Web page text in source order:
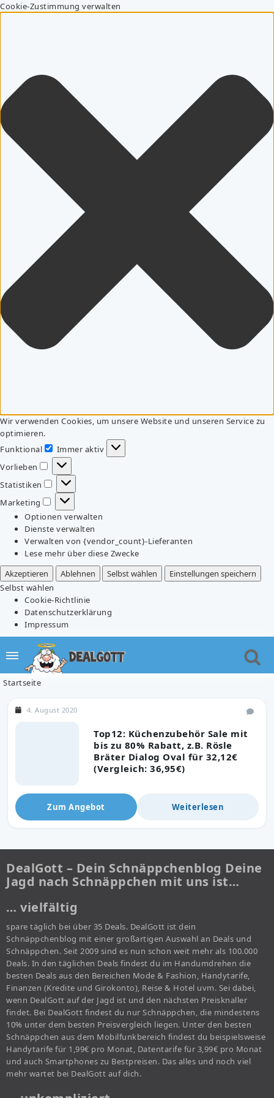
Cookie-Zustimmung verwalten
Wir verwenden Cookies, um unsere Website und unseren Service zu
optimieren.
Funktional
Funktional
Immer aktiv
Vorlieben
Vorlieben
Statistiken
Statistiken
Marketing
Marketing
Optionen verwalten
Dienste verwalten
Verwalten von {vendor_count}-Lieferanten
Lese mehr über diese Zwecke
Akzeptieren
Ablehnen Selbst wählen
Einstellungen speichern
Selbst wählen
Cookie-Richtlinie
Datenschutzerklärung
Impressum
Startseite
Top12: Küchenzubehör Sale mit
bis zu 80% Rabatt, z.B. Rösle
Bräter Dialog Oval für 32,12€
(Vergleich: 36,95€)
4. August 2020
Zum Angebot Weiterlesen
DealGott – Dein Schnäppchenblog Deine
Jagd nach Schnäppchen mit uns ist…
… vielfältig
spare täglich bei über 35 Deals. DealGott ist dein
Schnäppchenblog mit einer großartigen Auswahl an Deals und
Schnäppchen. Seit 2009 sind es nun schon weit mehr als 100.000
Deals. In den täglichen Deals findest du im Handumdrehen die
besten Deals aus den Bereichen Mode & Fashion, Handytarife,
Finanzen (Kredite und Girokonto), Reise & Hotel uvm. Sei dabei,
wenn DealGott auf der Jagd ist und den nächsten Preisknaller
findet. Bei DealGott findest du nur Schnäppchen, die mindestens
10% unter dem besten Preisvergleich liegen. Unter den besten
Schnäppchen aus dem Mobilfunkbereich findest du beispielsweise
Handytarife für 1,99€ pro Monat, Datentarife für 3,99€ pro Monat
und auch Smartphones zu Bestpreisen. Das alles und noch viel
mehr wartet bei DealGott auf dich.